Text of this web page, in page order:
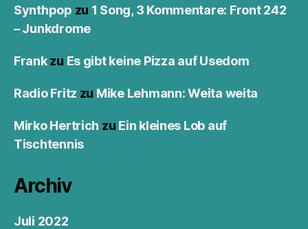
Synthpop zu 1 Song, 3 Kommentare: Front 242
– Junkdrome
Frankzu Es gibt keine Pizza auf Usedom
Radio Fritz zu Mike Lehmann: Weita weita
Mirko Hertrich zu Ein kleines Lob auf
Tischtennis
Archiv
Juli 2022